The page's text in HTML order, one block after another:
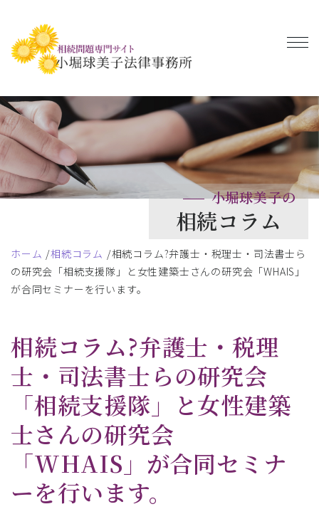
小堀球美子の
相続コラム
ホーム 相続コラム
相続コラム?弁護士・税理士・司法書士ら
の研究会「相続支援隊」と女性建築士さんの研究会「WHAIS」
が合同セミナーを行います。
相続コラム?弁護士・税理
士・司法書士らの研究会
「相続支援隊」と女性建築
士さんの研究会
「WHAIS」が合同セミナ
ーを行います。